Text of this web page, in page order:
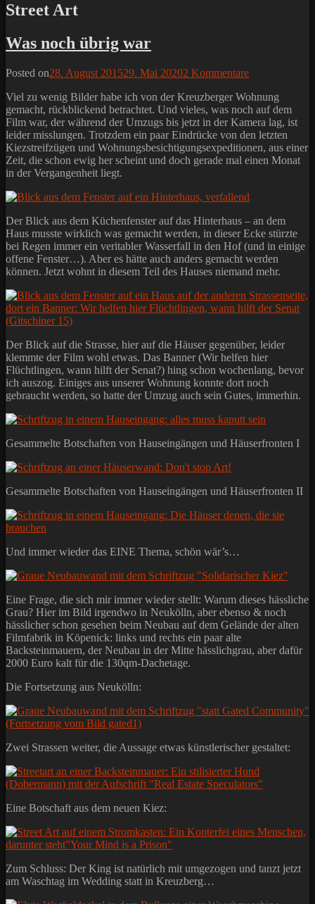
Street Art
Was noch übrig war
Posted on28. August 201529. Mai 20202 Kommentare
Viel zu wenig Bilder habe ich von der Kreuzberger Wohnung
gemacht, rückblickend betrachtet. Und vieles, was noch auf dem
Film war, der während der Umzugs bis jetzt in der Kamera lag, ist
leider misslungen. Trotzdem ein paar Eindrücke von den letzten
Kiezstreifzügen und Wohnungsbesichtigungsexpeditionen, aus einer
Zeit, die schon ewig her scheint und doch gerade mal einen Monat
in der Vergangenheit liegt.
Der Blick aus dem Küchenfenster auf das Hinterhaus – an dem
Haus musste wirklich was gemacht werden, in dieser Ecke stürzte
bei Regen immer ein veritabler Wasserfall in den Hof (und in einige
offene Fenster…). Aber es hätte auch anders gemacht werden
können. Jetzt wohnt in diesem Teil des Hauses niemand mehr.
Der Blick auf die Strasse, hier auf die Häuser gegenüber, leider
klemmte der Film wohl etwas. Das Banner (Wir helfen hier
Flüchtlingen, wann hilft der Senat?) hing schon wochenlang, bevor
ich auszog. Einiges aus unserer Wohnung konnte dort noch
gebraucht werden, so hatte der Umzug auch sein Gutes, immerhin.
Gesammelte Botschaften von Hauseingängen und Häuserfronten I
Gesammelte Botschaften von Hauseingängen und Häuserfronten II
Und immer wieder das EINE Thema, schön wär’s…
Eine Frage, die sich mir immer wieder stellt: Warum dieses hässliche
Grau? Hier im Bild irgendwo in Neukölln, aber ebenso & noch
hässlicher schon gesehen beim Neubau auf dem Gelände der alten
Filmfabrik in Köpenick: links und rechts ein paar alte
Backsteinmauern, der Neubau in der Mitte hässlichgrau, aber dafür
2000 Euro kalt für die 130qm-Dachetage.
Die Fortsetzung aus Neukölln:
Zwei Strassen weiter, die Aussage etwas künstlerischer gestaltet:
Eine Botschaft aus dem neuen Kiez:
Zum Schluss: Der King ist natürlich mit umgezogen und tanzt jetzt
am Waschtag im Wedding statt in Kreuzberg…